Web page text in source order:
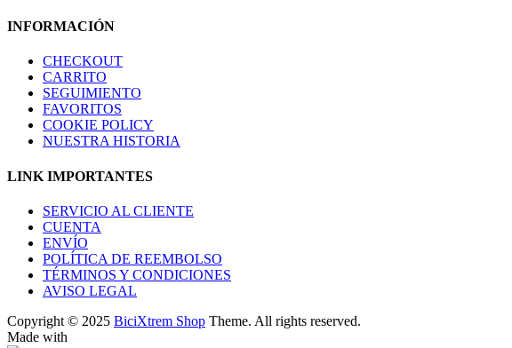
INFORMACIÓN
CHECKOUT
CARRITO
SEGUIMIENTO
FAVORITOS
COOKIE POLICY
NUESTRA HISTORIA
LINK IMPORTANTES
SERVICIO AL CLIENTE
CUENTA
ENVÍO
POLÍTICA DE REEMBOLSO
TÉRMINOS Y CONDICIONES
AVISO LEGAL
Copyright © 2025 BiciXtrem Shop Theme. All rights reserved.
Made with